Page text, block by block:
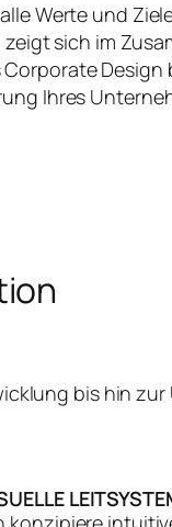
Werte und
sich im
Ihres
bis hin